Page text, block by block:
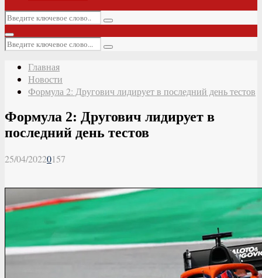
Искать:
Поиск
Основное
меню
Искать:
Поиск
Главная
Новости
Формула 2: Другович лидирует в последний день тестов
Формула 2: Другович лидирует в
последний день тестов
25/04/20220157